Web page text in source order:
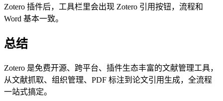
Zotero 插件后，工具栏里会出现 Zotero 引用按钮，流程和
Word 基本一致。
总结
Zotero 是免费开源、跨平台、插件生态丰富的文献管理工具，
从文献抓取、组织管理、PDF 标注到论文引用生成，全流程
一站式搞定。